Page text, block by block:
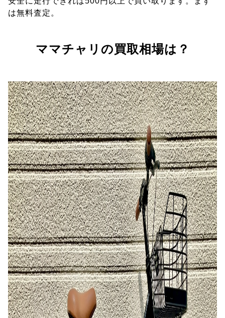
は無料査定。
ママチャリの買取相場は？